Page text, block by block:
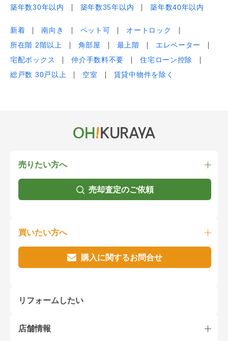
築年数30年以内
築年数35年以内 築年数40年以内
新着 南向き ペット可
オートロック
所在階 2階以上
角部屋 最上階
エレベーター
宅配ボックス
仲介手数料不要
住宅ローン控除
総戸数 30戸以上
空室 賃貸中物件を除く
売りたい方へ
売却査定のご依頼
買いたい方へ
購入に関するお問合せ
リフォームしたい
店舗情報